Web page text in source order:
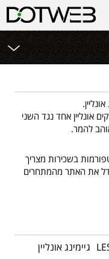
אחד נגד השני
להמר.
בשכירות מצריך
את האתר מהמתחרים
גיימינג אונליין